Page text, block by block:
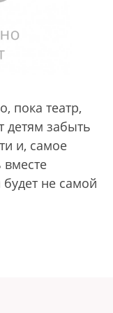
пока театр,
детям забыть
и, самое
не самой